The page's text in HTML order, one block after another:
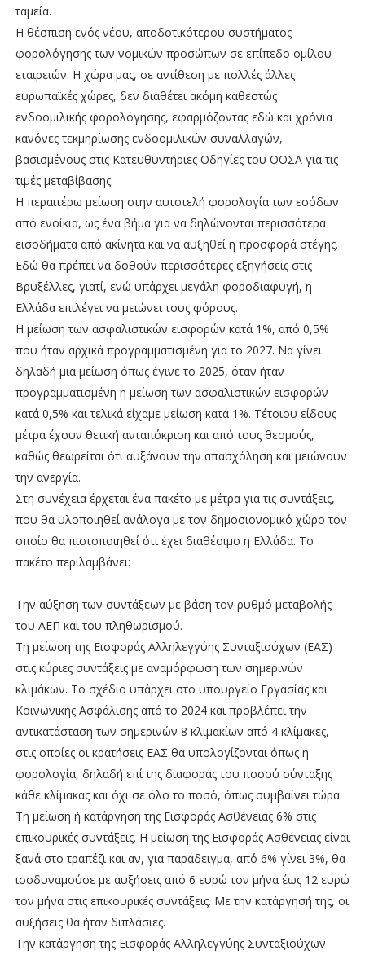
ταμεία.
Η θέσπιση ενός νέου, αποδοτικότερου συστήματος
φορολόγησης των νομικών προσώπων σε επίπεδο ομίλου
εταιρειών. Η χώρα μας, σε αντίθεση με πολλές άλλες
ευρωπαϊκές χώρες, δεν διαθέτει ακόμη καθεστώς
ενδοομιλικής φορολόγησης, εφαρμόζοντας εδώ και χρόνια
κανόνες τεκμηρίωσης ενδοομιλικών συναλλαγών,
βασισμένους στις Κατευθυντήριες Οδηγίες του ΟΟΣΑ για τις
τιμές μεταβίβασης.
Η περαιτέρω μείωση στην αυτοτελή φορολογία των εσόδων
από ενοίκια, ως ένα βήμα για να δηλώνονται περισσότερα
εισοδήματα από ακίνητα και να αυξηθεί η προσφορά στέγης.
Εδώ θα πρέπει να δοθούν περισσότερες εξηγήσεις στις
Βρυξέλλες, γιατί, ενώ υπάρχει μεγάλη φοροδιαφυγή, η
Ελλάδα επιλέγει να μειώνει τους φόρους.
Η μείωση των ασφαλιστικών εισφορών κατά 1%, από 0,5%
που ήταν αρχικά προγραμματισμένη για το 2027. Να γίνει
δηλαδή μια μείωση όπως έγινε το 2025, όταν ήταν
προγραμματισμένη η μείωση των ασφαλιστικών εισφορών
κατά 0,5% και τελικά είχαμε μείωση κατά 1%. Τέτοιου είδους
μέτρα έχουν θετική ανταπόκριση και από τους θεσμούς,
καθώς θεωρείται ότι αυξάνουν την απασχόληση και μειώνουν
την ανεργία.
Στη συνέχεια έρχεται ένα πακέτο με μέτρα για τις συντάξεις,
που θα υλοποιηθεί ανάλογα με τον δημοσιονομικό χώρο τον
οποίο θα πιστοποιηθεί ότι έχει διαθέσιμο η Ελλάδα. Το
πακέτο περιλαμβάνει:
Την αύξηση των συντάξεων με βάση τον ρυθμό μεταβολής
του ΑΕΠ και του πληθωρισμού.
Τη μείωση της Εισφοράς Αλληλεγγύης Συνταξιούχων (ΕΑΣ)
στις κύριες συντάξεις με αναμόρφωση των σημερινών
κλιμάκων. Το σχέδιο υπάρχει στο υπουργείο Εργασίας και
Κοινωνικής Ασφάλισης από το 2024 και προβλέπει την
αντικατάσταση των σημερινών 8 κλιμακίων από 4 κλίμακες,
στις οποίες οι κρατήσεις ΕΑΣ θα υπολογίζονται όπως η
φορολογία, δηλαδή επί της διαφοράς του ποσού σύνταξης
κάθε κλίμακας και όχι σε όλο το ποσό, όπως συμβαίνει τώρα.
Τη μείωση ή κατάργηση της Εισφοράς Ασθένειας 6% στις
επικουρικές συντάξεις. Η μείωση της Εισφοράς Ασθένειας είναι
ξανά στο τραπέζι και αν, για παράδειγμα, από 6% γίνει 3%, θα
ισοδυναμούσε με αυξήσεις από 6 ευρώ τον μήνα έως 12 ευρώ
τον μήνα στις επικουρικές συντάξεις. Με την κατάργησή της, οι
αυξήσεις θα ήταν διπλάσιες.
Την κατάργηση της Εισφοράς Αλληλεγγύης Συνταξιούχων